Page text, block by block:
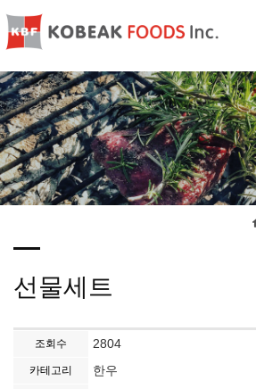
선물세트
조회수 2804
카테고리 한우